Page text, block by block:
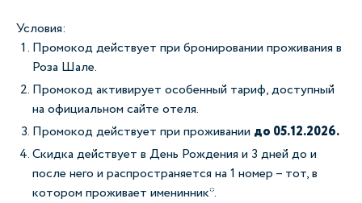
Условия:
Промокод действует при бронировании проживания в
Роза Шале.
Промокод активирует особенный тариф, доступный
на официальном сайте отеля.
Промокод действует при проживании до 05.12.2026.
Скидка действует в День Рождения и 3 дней до и
после него и распространяется на 1 номер – тот, в
котором проживает именинник*.